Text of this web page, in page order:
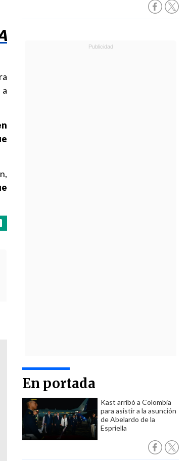
En portada
Kast arribó a Colombia
para asistir a la asunción
de Abelardo de la
Espriella